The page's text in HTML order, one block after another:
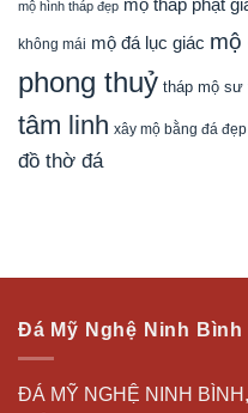
mộ hình tháp đẹp mộ tháp phật
không mái mộ đá lục giác mộ
phong thuỷ tháp mộ sư
tâm linh xây mộ bằng đá đẹp
đồ thờ đá
Đá Mỹ Nghệ Ninh Bình
ĐÁ MỸ NGHỆ NINH